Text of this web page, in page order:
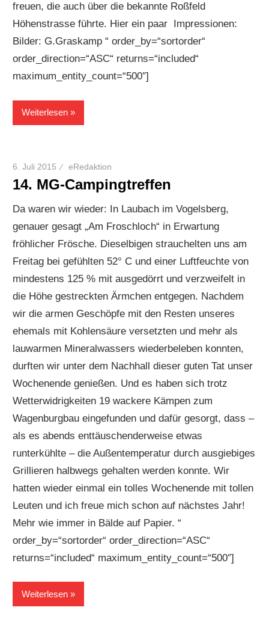
freuen, die auch über die bekannte Roßfeld
Höhenstrasse führte. Hier ein paar Impressionen:
Bilder: G.Graskamp “ order_by=“sortorder“
order_direction=“ASC“ returns=“included“
maximum_entity_count=“500″]
Weiterlesen
6. Juli 2015 eRedaktion
14. MG-Campingtreffen
Da waren wir wieder: In Laubach im Vogelsberg,
genauer gesagt „Am Froschloch“ in Erwartung
fröhlicher Frösche. Dieselbigen strauchelten uns am
Freitag bei gefühlten 52° C und einer Luftfeuchte von
mindestens 125 % mit ausgedörrt und verzweifelt in
die Höhe gestreckten Ärmchen entgegen. Nachdem
wir die armen Geschöpfe mit den Resten unseres
ehemals mit Kohlensäure versetzten und mehr als
lauwarmen Mineralwassers wiederbeleben konnten,
durften wir unter dem Nachhall dieser guten Tat unser
Wochenende genießen. Und es haben sich trotz
Wetterwidrigkeiten 19 wackere Kämpen zum
Wagenburgbau eingefunden und dafür gesorgt, dass –
als es abends enttäuschenderweise etwas
runterkühlte – die Außentemperatur durch ausgiebiges
Grillieren halbwegs gehalten werden konnte. Wir
hatten wieder einmal ein tolles Wochenende mit tollen
Leuten und ich freue mich schon auf nächstes Jahr!
Mehr wie immer in Bälde auf Papier. “
order_by=“sortorder“ order_direction=“ASC“
returns=“included“ maximum_entity_count=“500″]
Weiterlesen